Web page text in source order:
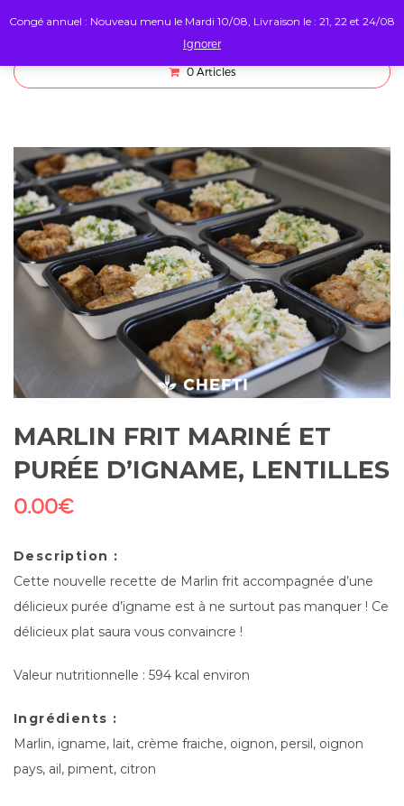
0 Articles
MARLIN FRIT MARINÉ ET
PURÉE D’IGNAME, LENTILLES
0.00€
Description :
Cette nouvelle recette de Marlin frit accompagnée d’une
délicieux purée d’igname est à ne surtout pas manquer ! Ce
délicieux plat saura vous convaincre !
Valeur nutritionnelle : 594 kcal environ
Ingrédients :
Marlin, igname, lait, crème fraiche, oignon, persil, oignon
pays, ail, piment, citron
Congé annuel : Nouveau menu le Mardi 10/08, Livraison le : 21, 22 et 24/08
Ignorer